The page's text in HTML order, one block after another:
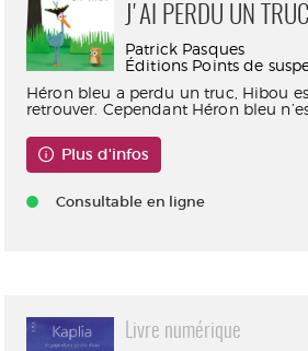
J'AI PERDU UN TRUC
Patrick Pasques
Éditions Points de
Héron bleu a perdu un truc, Hibou
retrouver. Cependant Héron bleu n’est
Plus d'infos
Consultable en ligne
Livre numérique